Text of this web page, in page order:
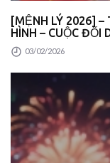
[MỆNH LÝ 2026]
HÌNH – CUỘC ĐỐI
03/02/2026